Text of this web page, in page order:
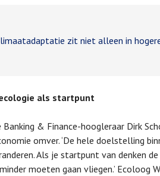
zit niet alleen in hogere
als startpunt
& Finance-hoogleraar Dirk
omver. ‘De hele doelstelling
Als je startpunt van denken
moeten gaan vliegen.’ Ecoloog